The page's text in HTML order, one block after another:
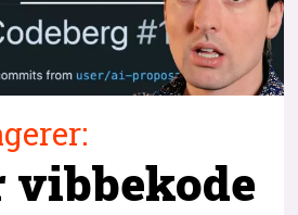
vibbekode